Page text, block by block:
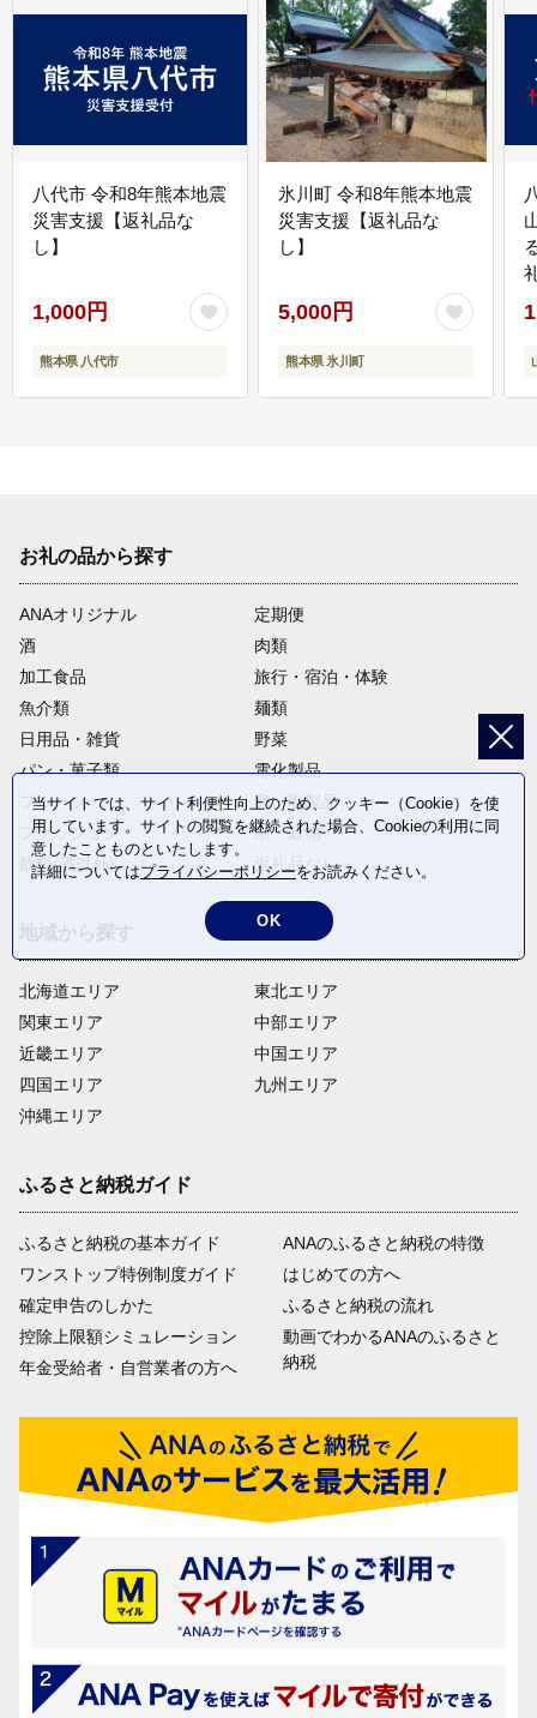
八代市 令和8年熊本地震
災害支援【返礼品な
し】
1,000円
熊本県 八代市
氷川町 令和8年熊本地震
災害支援【返礼品な
し】
5,000円
熊本県 氷川町
お礼の品から探す
ANAオリジナル
定期便
酒
肉類
加工食品
旅行・宿泊・体験
魚介類
麺類
日用品・雑貨
野菜
パン・菓子類
電化製品
フルーツ
卵・乳製品
ファッション
米・穀物
飲料(酒以外)
返礼品なし
北海道エリア
関東エリア
近畿エリア
四国エリア
沖縄エリア
東北エリア
中部エリア
中国エリア
九州エリア
ふるさと納税ガイド
ふるさと納税の基本ガイド
ワンストップ特例制度ガイド
確定申告のしかた
控除上限額シミュレーション
年金受給者・自営業者の方へ
ANAのふるさと納税の特徴
はじめての方へ
ふるさと納税の流れ
動画でわかるANAのふるさと
納税
当サイトでは、サイト利便性向上のため、クッキー（Cookie）を使
用しています。サイトの閲覧を継続された場合、Cookieの利用に同
意したことものといたします。
詳細についてはプライバシーポリシーをお読みください。
OK